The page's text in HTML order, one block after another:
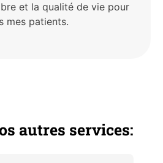
et la qualité de vie pour
mes patients.
autres services: